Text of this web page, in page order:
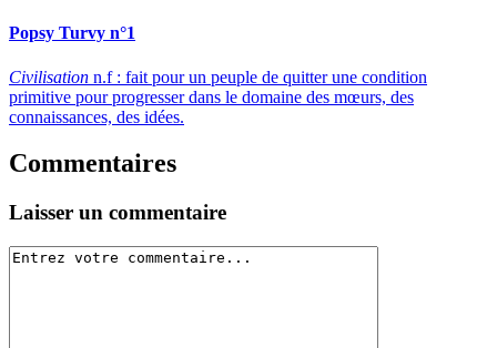
Popsy Turvy n°1
Civilisation n.f : fait pour un peuple de quitter une condition
primitive pour progresser dans le domaine des mœurs, des
connaissances, des idées.
Commentaires
Laisser un commentaire